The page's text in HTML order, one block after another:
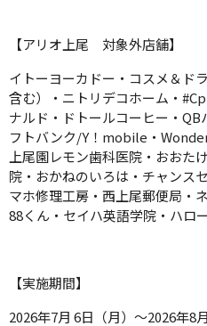
【アリオ上尾 対象外店舗】
イトーヨーカドー・コスメ＆ド
含む）・ニトリデコホーム・
ナルド・ドトールコーヒー・
フトバンク/Y！mobile・
上尾園レモン歯科医院・おおた
院・おかねのいろは・チャンス
マホ修理工房・西上尾郵便局・
88くん・セイハ英語学院・ハロ
【実施期間】
2026年7月 6日（月）～2026年8